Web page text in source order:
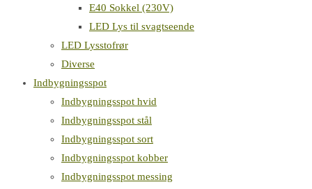
E40 Sokkel (230V)
LED Lys til svagtseende
LED Lysstofrør
Diverse
Indbygningsspot
Indbygningsspot hvid
Indbygningsspot stål
Indbygningsspot sort
Indbygningsspot kobber
Indbygningsspot messing